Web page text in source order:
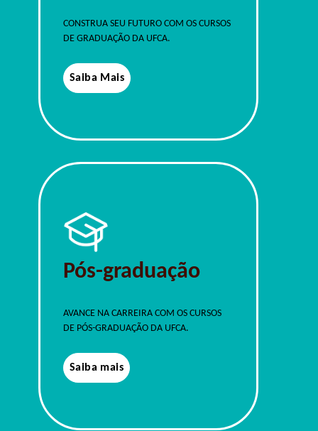
CONSTRUA SEU FUTURO COM OS CURSOS
DE GRADUAÇÃO DA UFCA.
Saiba Mais
Pós-graduação
AVANCE NA CARREIRA COM OS CURSOS
DE PÓS-GRADUAÇÃO DA UFCA.
Saiba mais